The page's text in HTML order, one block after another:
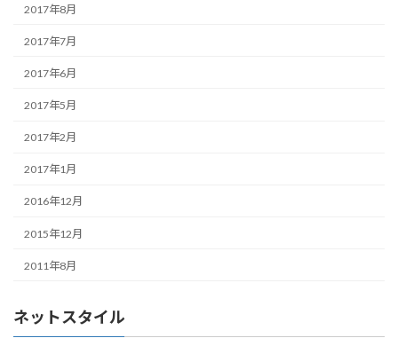
2017年8月
2017年7月
2017年6月
2017年5月
2017年2月
2017年1月
2016年12月
2015年12月
2011年8月
ネットスタイル